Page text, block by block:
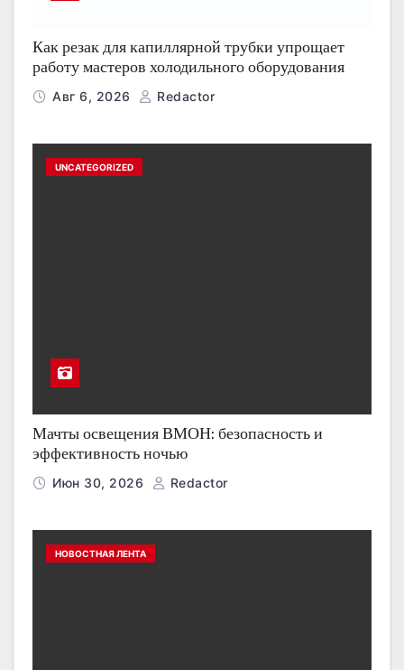
Как резак для капиллярной трубки упрощает
работу мастеров холодильного оборудования
Авг 6, 2026 Redactor
UNCATEGORIZED
Мачты освещения ВМОН: безопасность и
эффективность ночью
Июн 30, 2026 Redactor
НОВОСТНАЯ ЛЕНТА